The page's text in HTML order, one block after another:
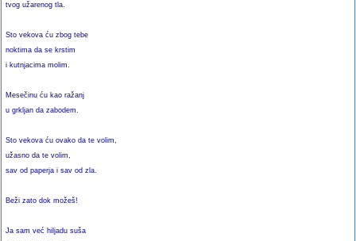
tvog užarenog tla.
Sto vekova ću zbog tebe
noktima da se krstim
i kutnjacima molim.
Mesečinu ću kao ražanj
u grkljan da zabodem.
Sto vekova ću ovako da te volim,
užasno da te volim,
sav od paperja i sav od zla.
Beži zato dok možeš!
Ja sam već hiljadu suša